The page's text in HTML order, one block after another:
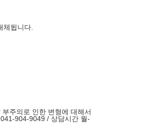
체됩니다.
주의로 인한 변형에 대해서
904-9049 / 상담시간 월-